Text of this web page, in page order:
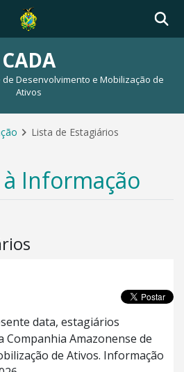
CADA
Desenvolvimento e Mobilização de
Ativos
Lista de Estagiários
à Informação
data, estagiários
Companhia Amazonense de
de Ativos. Informação